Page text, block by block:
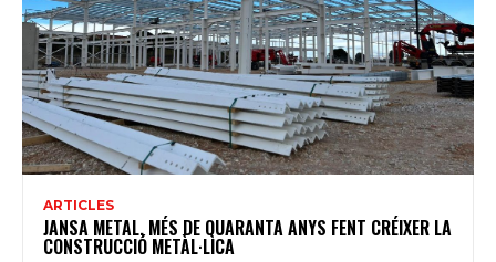
ARTICLES
JANSA METAL, MÉS DE QUARANTA ANYS FENT CRÉIXER LA
CONSTRUCCIÓ METÀL·LICA